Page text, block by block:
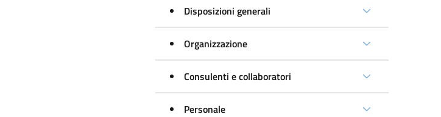
Disposizioni generali
Organizzazione
Consulenti e collaboratori
Personale